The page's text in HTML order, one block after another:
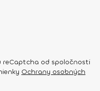
reCaptcha od spoločnosti
Ochrany osobných